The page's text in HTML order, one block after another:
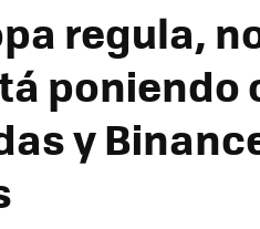
regula,
poniendo
y